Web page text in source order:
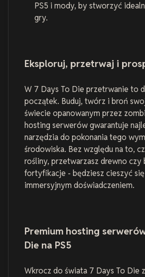
PS5 i mody, by stworzyć
gry.
Eksploruj, przetrwaj i
W 7 Days To Die przetrwanie to
początek. Buduj, twórz i broń
świecie opanowanym przez
hosting serwerów gwarantuje
narzędzia do pokonania tego
środowiska. Bez względu na to,
rośliny, przetwarzasz drewno czy
fortyfikacje - będziesz cieszyć się
immersyjnym doświadczeniem.
Premium hosting
Die na PS5
Wkrocz do świata 7 Days To Die